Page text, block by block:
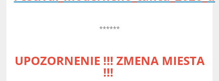
******
UPOZORNENIE !!! ZMENA MIESTA
!!!